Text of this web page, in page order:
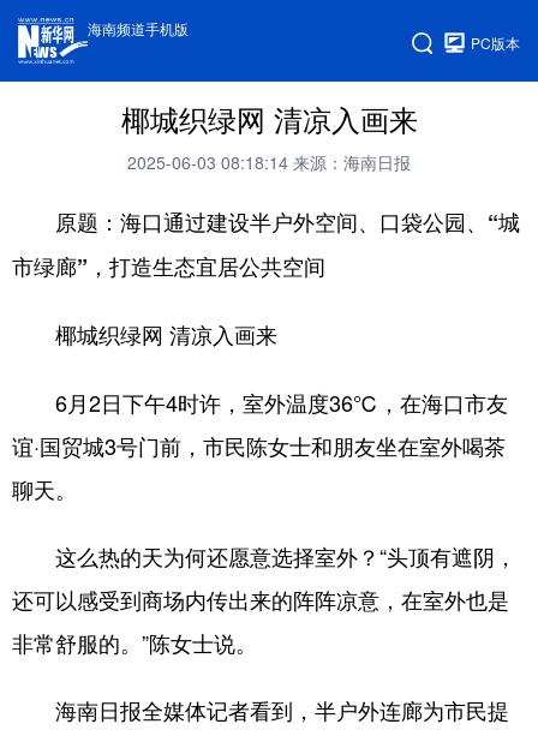
海南频道手机版
PC版本
椰城织绿网 清凉入画来
2025-06-03 08:18:14 来源：海南日报
原题：海口通过建设半户外空间、口袋公园、“城
市绿廊”，打造生态宜居公共空间
椰城织绿网 清凉入画来
6月2日下午4时许，室外温度36℃，在海口市友
谊·国贸城3号门前，市民陈女士和朋友坐在室外喝茶
聊天。
这么热的天为何还愿意选择室外？“头顶有遮阴，
还可以感受到商场内传出来的阵阵凉意，在室外也是
非常舒服的。”陈女士说。
海南日报全媒体记者看到，半户外连廊为市民提